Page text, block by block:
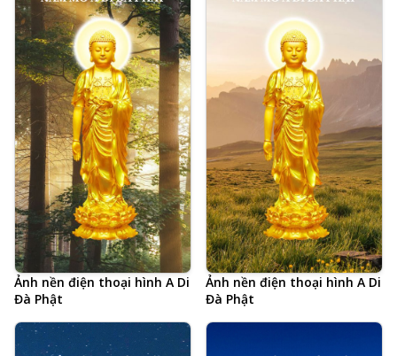
Ảnh nền điện thoại hình A Di
Đà Phật
Ảnh nền điện thoại hình A Di
Đà Phật